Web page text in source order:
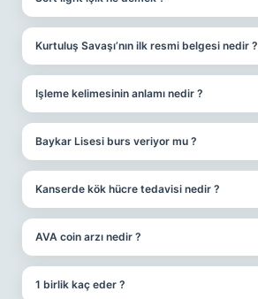
Kurtuluş Savaşı’nın ilk resmi belgesi nedir ?
Işleme kelimesinin anlamı nedir ?
Baykar Lisesi burs veriyor mu ?
Kanserde kök hücre tedavisi nedir ?
AVA coin arzı nedir ?
1 birlik kaç eder ?